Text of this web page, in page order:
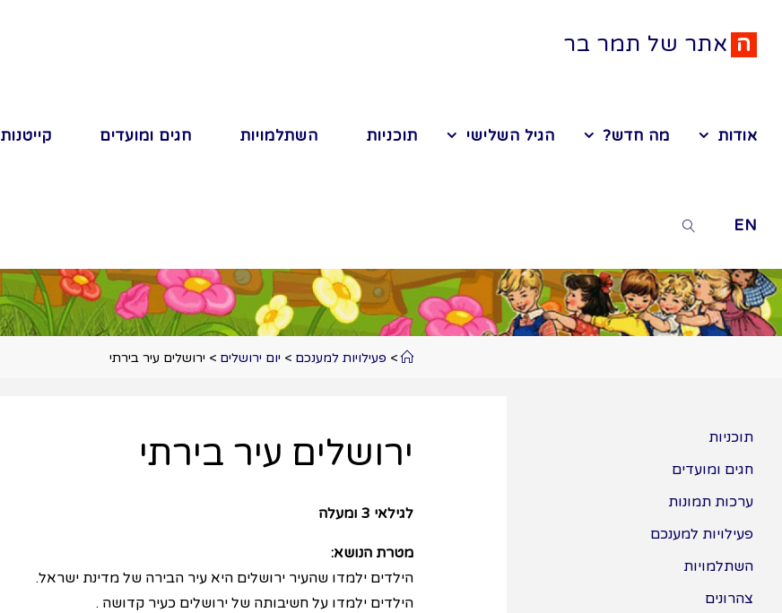
ה אתר של תמר בר
אודות מה חדש? הגיל השלישי תוכניות השתלמויות חגים ומועדים קייטנות
EN
> פעילויות למענכם > יום ירושלים > ירושלים עיר בירתי
ירושלים עיר בירתי
לגילאי 3 ומעלה
מטרת הנושא:
הילדים ילמדו שהעיר ירושלים היא עיר הבירה של מדינת ישראל.
הילדים ילמדו על חשיבותה של ירושלים כעיר קדושה .
תוכניות
חגים ומועדים
ערכות תמונות
פעילויות למענכם
השתלמויות
צהרונים